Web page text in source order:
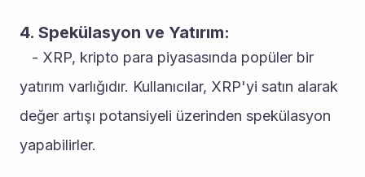
4. Spekülasyon ve Yatırım:
yatırım varlığıdır. Kullanıcılar, XRP'yi satın alarak
değer artışı potansiyeli üzerinden spekülasyon
yapabilirler.